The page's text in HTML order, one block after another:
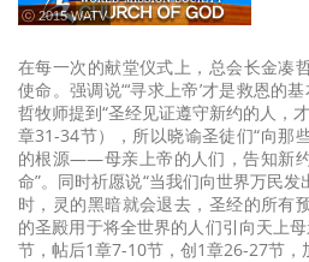
ⓒ 2015 WATV
在每一次的献堂仪式上，总会长金凑
使命。强调说“‘寻求上帝’才是救恩的
哲牧师提到“圣经见证遵守新约的人，
章31-34节），所以晓谕圣徒们“向那
的根源——母亲上帝的人们，告知新
命”。同时祈愿说“当我们向世界万民
时，灵的黑暗就会退去，圣经的所有
的圣殿用于将全世界的人们引向天上
节，帖后1章7-10节，创1章26-27节，